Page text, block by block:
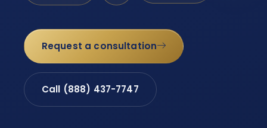
Request a consultation
Call (888) 437-7747